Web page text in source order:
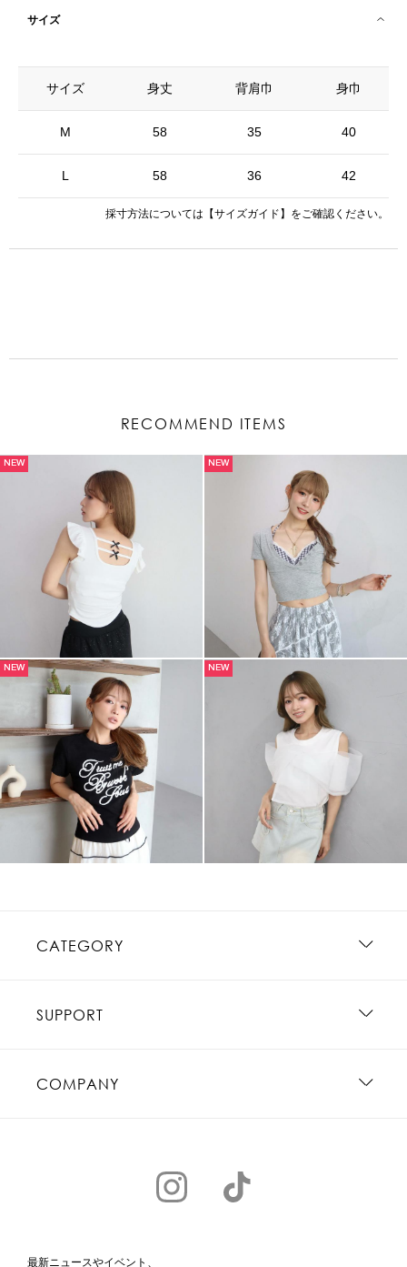
サイズ
サイズ
M
L
身丈 背肩巾 身巾
58 35 40
58 36 42
採寸方法については 【サイズガイド】 をご確認ください。
RECOMMEND ITEMS
NEW NEW
NEW NEW
CATEGORY
SUPPORT
COMPANY
最新ニュースやイベント、